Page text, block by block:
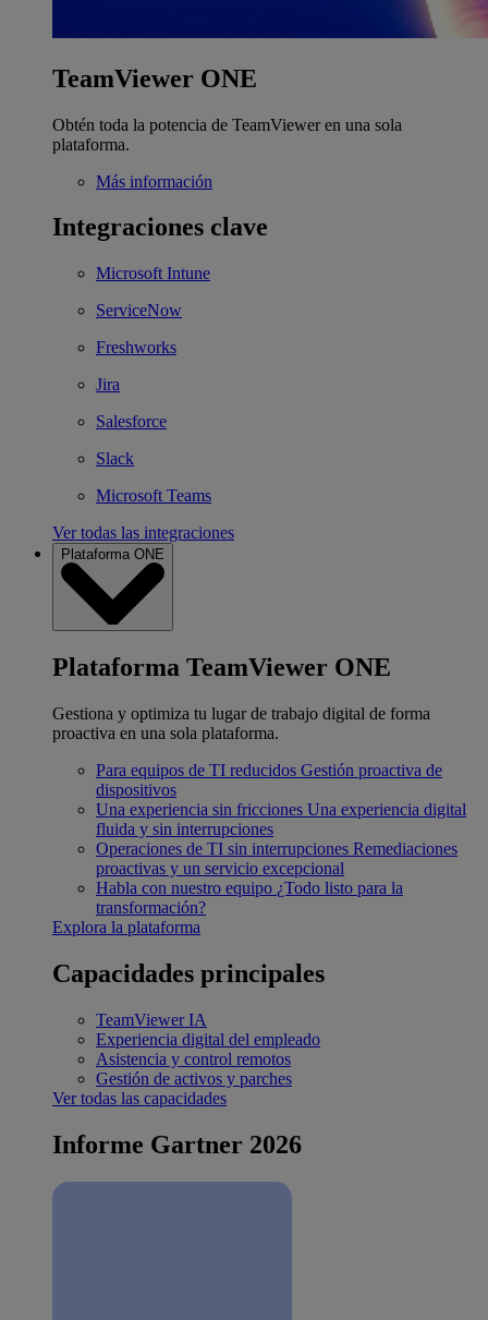
TeamViewer ONE
Obtén toda la potencia de TeamViewer en una sola
plataforma.
Más información
Integraciones clave
Microsoft Intune
ServiceNow
Freshworks
Jira
Salesforce
Slack
Microsoft Teams
Ver todas las integraciones
Plataforma ONE
Plataforma TeamViewer ONE
Gestiona y optimiza tu lugar de trabajo digital de forma
proactiva en una sola plataforma.
Para equipos de TI reducidos Gestión proactiva de
dispositivos
Una experiencia sin fricciones Una experiencia digital
fluida y sin interrupciones
Operaciones de TI sin interrupciones Remediaciones
proactivas y un servicio excepcional
Habla con nuestro equipo ¿Todo listo para la
transformación?
Explora la plataforma
Capacidades principales
TeamViewer IA
Experiencia digital del empleado
Asistencia y control remotos
Gestión de activos y parches
Ver todas las capacidades
Informe Gartner 2026